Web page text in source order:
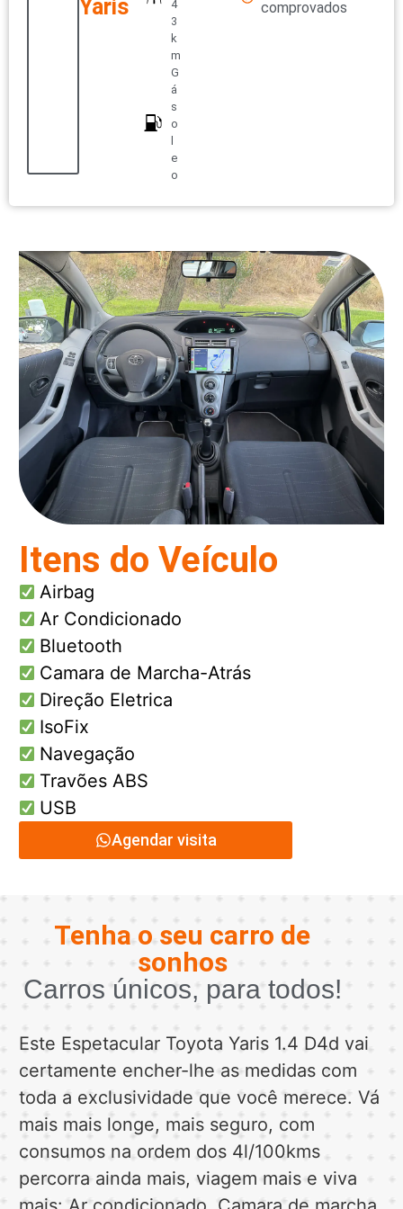
Yaris
4
3
k
m
G
á
s
o
l
e
o
comprovados
Itens do Veículo
Airbag
Ar Condicionado
Bluetooth
Camara de Marcha-Atrás
Direção Eletrica
IsoFix
Navegação
Travões ABS
USB
Agendar visita
Tenha o seu carro de
sonhos
Carros únicos, para todos!
Este Espetacular Toyota Yaris 1.4 D4d vai
certamente encher-lhe as medidas com
toda a exclusividade que você merece. Vá
mais mais longe, mais seguro, com
consumos na ordem dos 4l/100kms
percorra ainda mais, viagem mais e viva